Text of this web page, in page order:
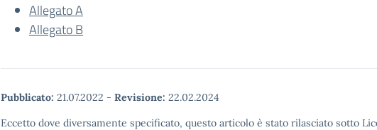
Allegato A
Allegato B
Pubblicato: 21.07.2022 - Revisione: 22.02.2024
Eccetto dove diversamente specificato, questo articolo è stato rilasciato sotto